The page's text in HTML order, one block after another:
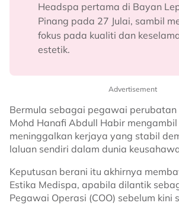
Headspa pertama di Bayan
Pinang pada 27 Julai, sambil
fokus pada kualiti dan
estetik.
Advertisement
Bermula sebagai pegawai perubatan
Mohd Hanafi Abdull Habir
meninggalkan kerjaya yang stabil
laluan sendiri dalam dunia
Keputusan berani itu akhirnya
Estika Medispa, apabila dilantik
Pegawai Operasi (COO) sebelum kini